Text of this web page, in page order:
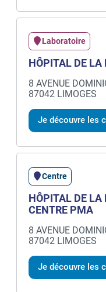
Laboratoire
HÔPITAL DE LA
8 AVENUE
87042 LIMOGES
Je découvre les
Centre
HÔPITAL DE LA
CENTRE PMA
8 AVENUE
87042 LIMOGES
Je découvre les